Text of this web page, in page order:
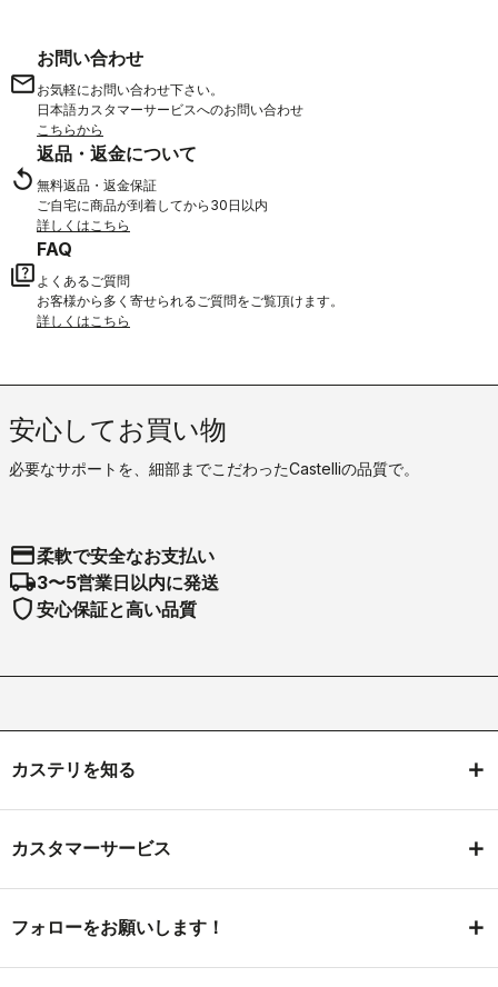
email
お問い合わせ
お気軽にお問い合わせ下さい。
日本語カスタマーサービスへのお問い合わせ
こちらから
replay
返品・返金について
無料返品・返金保証
ご自宅に商品が到着してから30日以内
詳しくはこちら
quiz
FAQ
よくあるご質問
お客様から多く寄せられるご質問をご覧頂けます。
詳しくはこちら
安心してお買い物
必要なサポートを、細部までこだわったCastelliの品質で。
credit_card柔軟で安全なお支払い
local_shipping3〜5営業日以内に発送
shield安心保証と高い品質
カステリを知る
カスタマーサービス
フォローをお願いします！